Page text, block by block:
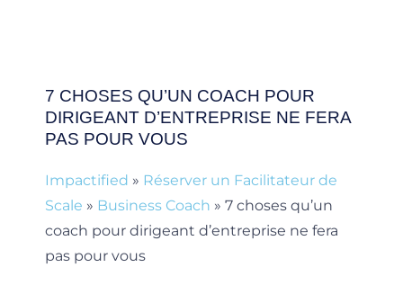
7 CHOSES QU’UN COACH POUR
DIRIGEANT D’ENTREPRISE NE FERA
PAS POUR VOUS
Impactified » Réserver un Facilitateur de
Scale » Business Coach » 7 choses qu’un
coach pour dirigeant d’entreprise ne fera
pas pour vous